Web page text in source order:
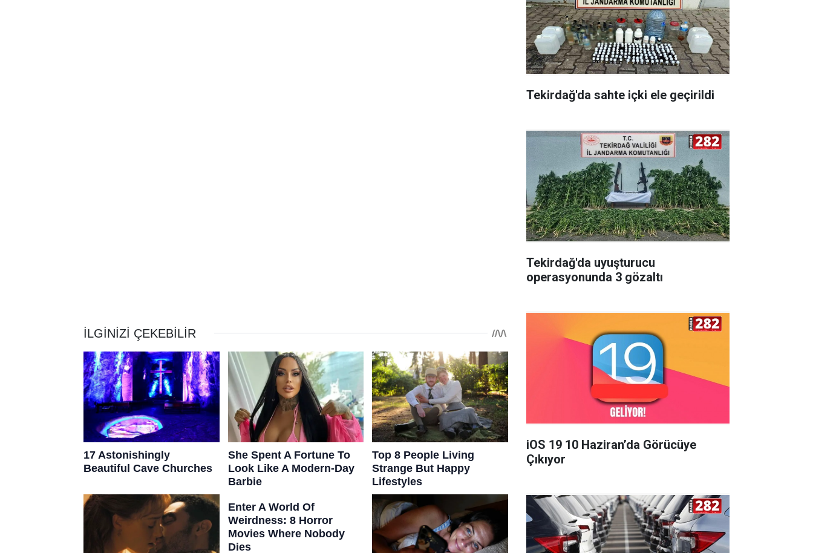
Tekirdağ'da sahte içki ele geçirildi
Tekirdağ'da uyuşturucu
operasyonunda 3 gözaltı
iOS 19 10 Haziran’da Görücüye
Çıkıyor